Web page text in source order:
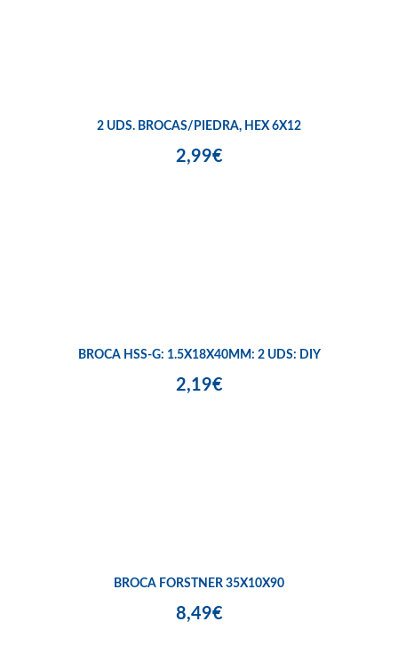
2 UDS. BROCAS/PIEDRA, HEX 6X12
2,99€
BROCA HSS-G: 1.5X18X40MM: 2 UDS: DIY
2,19€
BROCA FORSTNER 35X10X90
8,49€